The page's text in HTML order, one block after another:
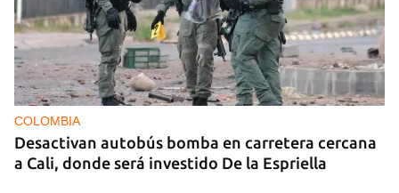
COLOMBIA
Desactivan autobús bomba en carretera cercana
a Cali, donde será investido De la Espriella